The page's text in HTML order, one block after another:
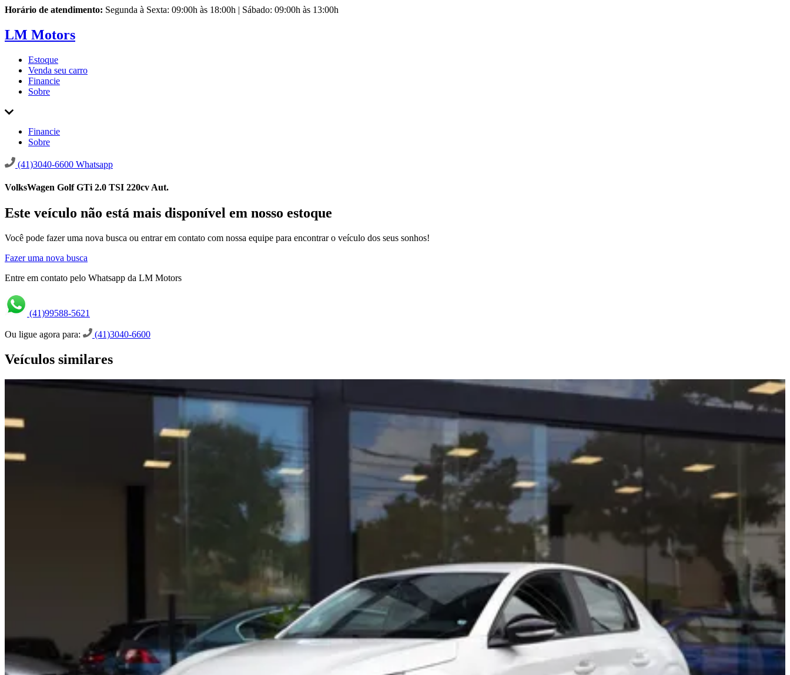
Horário de atendimento: Segunda à Sexta: 09:00h às 18:00h | Sábado: 09:00h às 13:00h
LM Motors
Estoque
Venda seu carro
Financie
Sobre
Financie
Sobre
(41)3040-6600 Whatsapp
VolksWagen Golf GTi 2.0 TSI 220cv Aut.
Este veículo não está mais disponível em nosso estoque
Você pode fazer uma nova busca ou entrar em contato com nossa equipe para encontrar o veículo dos seus sonhos!
Fazer uma nova busca
Entre em contato pelo Whatsapp da LM Motors
(41)99588-5621
Ou ligue agora para: (41)3040-6600
Veículos similares